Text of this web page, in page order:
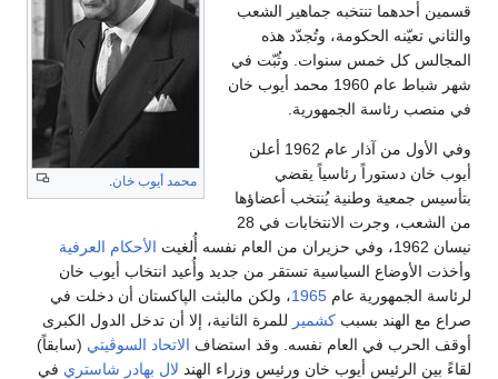
محمد أيوب خان.
قسمين أحدهما تنتخبه جماهير الشعب
والثاني تعيّنه الحكومة، وتُجدّد هذه
المجالس كل خمس سنوات. وثُبّت في
شهر شباط عام 1960 محمد أيوب خان
في منصب رئاسة الجمهورية.
وفي الأول من آذار عام 1962 أعلن
أيوب خان دستوراً رئاسياً يقضي
بتأسيس جمعية وطنية يُنتخب أعضاؤها
من الشعب، وجرت الانتخابات في 28
نيسان 1962، وفي حزيران من العام نفسه أُلغيت
الأحكام العرفية
وأخذت الأوضاع السياسية تستقر من جديد وأُعيد انتخاب أيوب خان
لرئاسة الجمهورية عام 1965، ولكن مالبثت الپاكستان أن دخلت في
صراع مع الهند بسبب كشمير للمرة الثانية، إلا أن تدخل الدول الكبرى
أوقف الحرب في العام نفسه. وقد استضاف الاتحاد السوڤيتي (سابقاً)
لقاءً بين الرئيس أيوب خان ورئيس وزراء الهند لال بهادر شاستري في